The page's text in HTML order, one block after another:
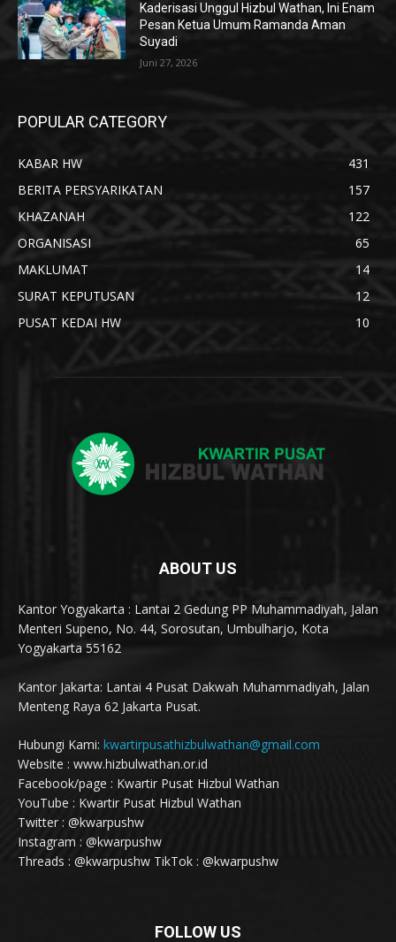
Kaderisasi Unggul Hizbul Wathan, Ini Enam
Pesan Ketua Umum Ramanda Aman
Suyadi
Juni 27, 2026
POPULAR CATEGORY
KABAR HW
431
BERITA PERSYARIKATAN
157
KHAZANAH
122
ORGANISASI
65
MAKLUMAT
14
SURAT KEPUTUSAN
12
PUSAT KEDAI HW
10
ABOUT US
Kantor Yogyakarta : Lantai 2 Gedung PP Muhammadiyah, Jalan
Menteri Supeno, No. 44, Sorosutan, Umbulharjo, Kota
Yogyakarta 55162
Kantor Jakarta: Lantai 4 Pusat Dakwah Muhammadiyah, Jalan
Menteng Raya 62 Jakarta Pusat.
Hubungi Kami: kwartirpusathizbulwathan@gmail.com
Website : www.hizbulwathan.or.id
Facebook/page : Kwartir Pusat Hizbul Wathan
YouTube : Kwartir Pusat Hizbul Wathan
Twitter : @kwarpushw
Instagram : @kwarpushw
Threads : @kwarpushw TikTok : @kwarpushw
FOLLOW US